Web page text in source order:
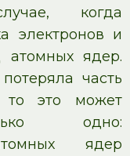
когда
электронов и
атомных ядер.
часть
то это может
одно:
ядер